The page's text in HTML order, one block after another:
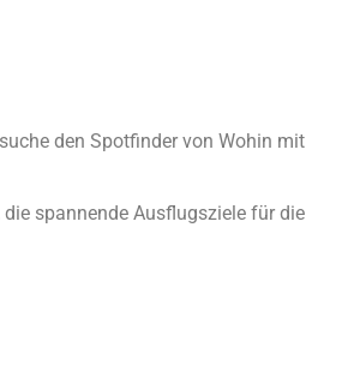
den Spotfinder von Wohin mit
spannende Ausflugsziele für die